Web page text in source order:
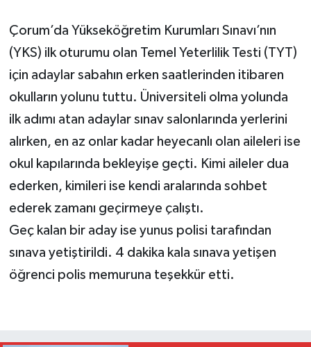
Çorum’da Yükseköğretim Kurumları Sınavı’nın
(YKS) ilk oturumu olan Temel Yeterlilik Testi (TYT)
için adaylar sabahın erken saatlerinden itibaren
okulların yolunu tuttu. Üniversiteli olma yolunda
ilk adımı atan adaylar sınav salonlarında yerlerini
alırken, en az onlar kadar heyecanlı olan aileleri ise
okul kapılarında bekleyişe geçti. Kimi aileler dua
ederken, kimileri ise kendi aralarında sohbet
ederek zamanı geçirmeye çalıştı.
Geç kalan bir aday ise yunus polisi tarafından
sınava yetiştirildi. 4 dakika kala sınava yetişen
öğrenci polis memuruna teşekkür etti.